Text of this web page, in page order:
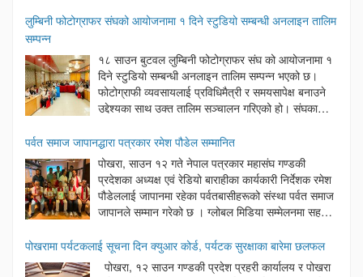
लुम्बिनी फोटोग्राफर संघको आयोजनामा १ दिने स्टुडियो सम्बन्धी अनलाइन तालिम
सम्पन्न
१८ साउन बुटवल लुम्बिनी फोटोग्राफर संघ को आयोजनामा १
दिने स्टुडियो सम्बन्धी अनलाइन तालिम सम्पन्न भएको छ।
फोटोग्राफी व्यवसायलाई प्रविधिमैत्री र समयसापेक्ष बनाउने
उद्देश्यका साथ उक्त तालिम सञ्चालन गरिएको हो। संघका
बुटवल उपमहानगरपालिका वडा नम्बर ६ का अध्यक्ष लोकनाथ न्यौपाने प्रमुख
अतिथिका रूपमा रहेका थिए। कार्यक्रममा बोल्दै प्रमुख अतिथि न्यौपानेले आधुनिक
समयमा प्रविधिको सही प्रयोग गर्दै सेवा प्रवाह गर्नु नै व्यवसायीहरूको सफलताको
साँचो भएको बताउनुभयो। यस्ता खालका प्रविधिहरुको सेवा मुलक कामले राज्य
पक्ष र सेवाग्राहि पक्ष दुवैलाई फाइदा गुग्ने कुरा बताए। कार्यक्रममा संघका
सल्लाहकार माधवप्रसाद पन्थ, नवलपरासी फोटोग्राफर संघका उपाध्यक्ष शिव
भण्डारी महासचिव सुरज चालिसे हरूलगायत विभिन्न अतिथिहरूले शुभकामना
मन्तब्य राखेका थिए । कार्यक्रममा स्वागत मन्तव्य संघका प्रथम उपाध्यक्ष माधव
प्रसाद पन्थले राखेका थिए भने कार्यक्रमको सञ्चालन महासचिव त्रिभुवन पाण्डेले
पर्वत समाज जापानद्धारा पत्रकार रमेश पौडेल सम्मानित
पोखरा, साउन १२ गते नेपाल पत्रकार महासंघ गण्डकी
प्रदेशका अध्यक्ष एवं रेडियो बाराहीका कार्यकारी निर्देशक रमेश
पौडेललाई जापानमा रहेका पर्वतबासीहरूको संस्था पर्वत समाज
जापानले सम्मान गरेको छ । ग्लोबल मिडिया सम्मेलनमा सहभागी
महासंघका केन्द्रीय सचिव बैकुण्ठ पराजुली, केन्द्रीय सदस्य छविलाल तिवारी तथा
नेपाल पत्रकार महासंघ कास्कीका अध्यक्ष माधव बराललाई पनि सम्मान गरिएको हो
पोखरामा पर्यटकलाई सूचना दिन क्युआर कोर्ड, पर्यटक सुरक्षाका बारेमा छलफल
पोखरा, १२ साउन गण्डकी प्रदेश प्रहरी कार्यालय र पोखरा